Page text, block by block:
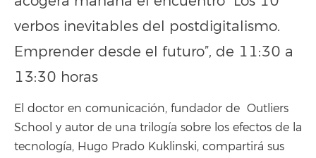
verbos inevitables del postdigitalismo.
Emprender desde el futuro”, de 11:30 a
13:30 horas
El doctor en comunicación, fundador de Outliers
School y autor de una trilogía sobre los efectos de la
tecnología, Hugo Prado Kuklinski, compartirá sus